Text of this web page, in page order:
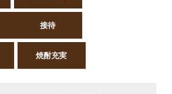
接待
焼酎充実